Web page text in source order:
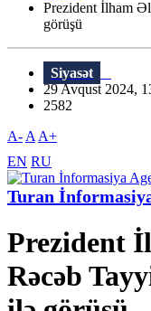
Prezident İlham
görüşü
Siyasət
29 Avqust 2024,
2582
A- A A+
EN RU
Turan
Prezident
Rəcəb